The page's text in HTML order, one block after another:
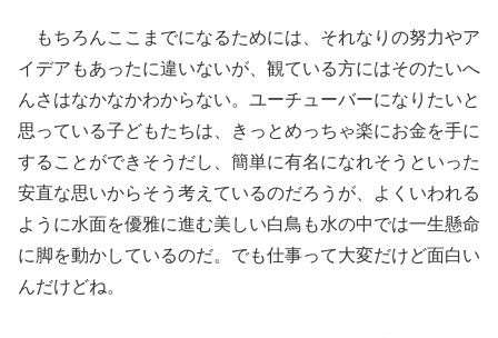
もちろんここまでになるためには、それなりの努力やア
イデアもあったに違いないが、観ている方にはそのたいへ
んさはなかなかわからない。ユーチューバーになりたいと
思っている子どもたちは、きっとめっちゃ楽にお金を手に
することができそうだし、簡単に有名になれそうといった
安直な思いからそう考えているのだろうが、よくいわれる
ように水面を優雅に進む美しい白鳥も水の中では一生懸命
に脚を動かしているのだ。でも仕事って大変だけど面白い
んだけどね。